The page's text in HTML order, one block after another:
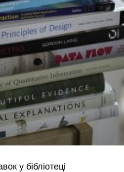
у бібліотеці